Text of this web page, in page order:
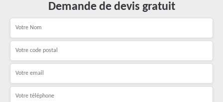
Demande de devis gratuit